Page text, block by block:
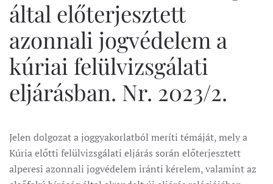
által előterjesztett
azonnali jogvédelem a
kúriai felülvizsgálati
eljárásban. Nr. 2023/2.
Jelen dolgozat a joggyakorlatból meríti témáját, mely a
Kúria előtti felülvizsgálati eljárás során előterjesztett
alperesi azonnali jogvédelem iránti kérelem, valamint az